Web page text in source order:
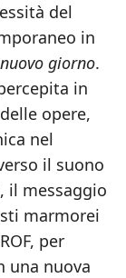
del
in
giorno.
in
opere,
nel
il suono
il messaggio
marmorei
per
una nuova